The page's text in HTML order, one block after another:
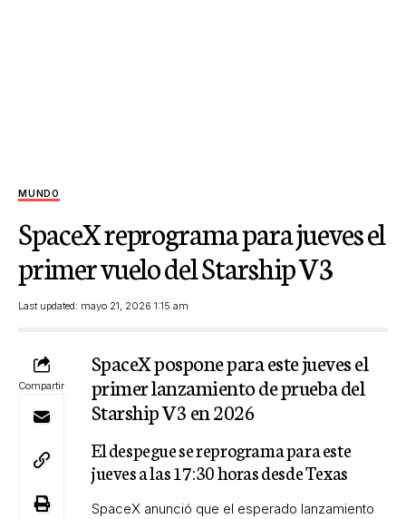
MUNDO
SpaceX reprograma para jueves el
primer vuelo del Starship V3
Last updated: mayo 21, 2026 1:15 am
Compartir
SpaceX pospone para este jueves el
primer lanzamiento de prueba del
Starship V3 en 2026
El despegue se reprograma para este
jueves a las 17:30 horas desde Texas
SpaceX anunció que el esperado lanzamiento